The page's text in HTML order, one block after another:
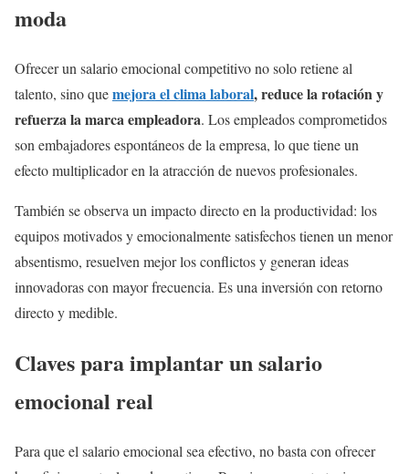
moda
Ofrecer un salario emocional competitivo no solo retiene al
talento, sino quemejora el clima laboral, reduce la rotación y
refuerza la marca empleadora. Los empleados comprometidos
son embajadores espontáneos de la empresa, lo que tiene un
efecto multiplicador en la atracción de nuevos profesionales.
También se observa un impacto directo en la productividad: los
equipos motivados y emocionalmente satisfechos tienen un menor
absentismo, resuelven mejor los conflictos y generan ideas
innovadoras con mayor frecuencia. Es una inversión con retorno
directo y medible.
Claves para implantar un salario
emocional real
Para que el salario emocional sea efectivo, no basta con ofrecer